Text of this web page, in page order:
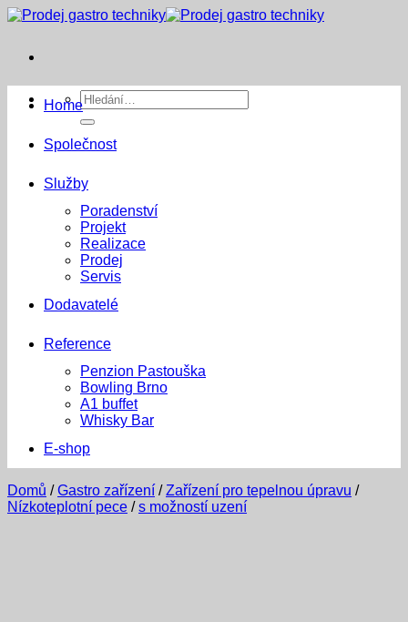
Přeskočit
Hledat:
Home
Společnost
Služby
Poradenství
Projekt
Realizace
Prodej
Servis
Dodavatelé
Reference
Penzion Pastouška
Bowling Brno
A1 buffet
Whisky Bar
E-shop
Domů / Gastro zařízení / Zařízení pro tepelnou úpravu /
Nízkoteplotní pece / s možností uzení